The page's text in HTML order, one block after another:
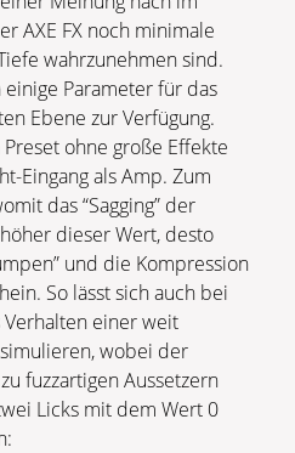
AXE FX noch minimale
wahrzunehmen sind.
Parameter für das
Ebene zur Verfügung.
ohne große Effekte
Eingang als Amp. Zum
das “Sagging” der
dieser Wert, desto
und die Kompression
So lässt sich auch bei
einer weit
wobei der
fuzzartigen Aussetzern
Licks mit dem Wert 0